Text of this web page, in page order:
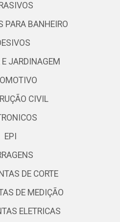
PARA BANHEIRO
JARDINAGEM
CIVIL
EPI
DE CORTE
DE MEDIÇÃO
ELETRICAS